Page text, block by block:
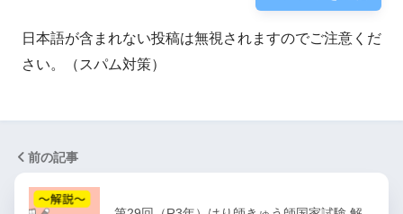
日本語が含まれない投稿は無視されますのでご注意くだ
さい。（スパム対策）
前の記事